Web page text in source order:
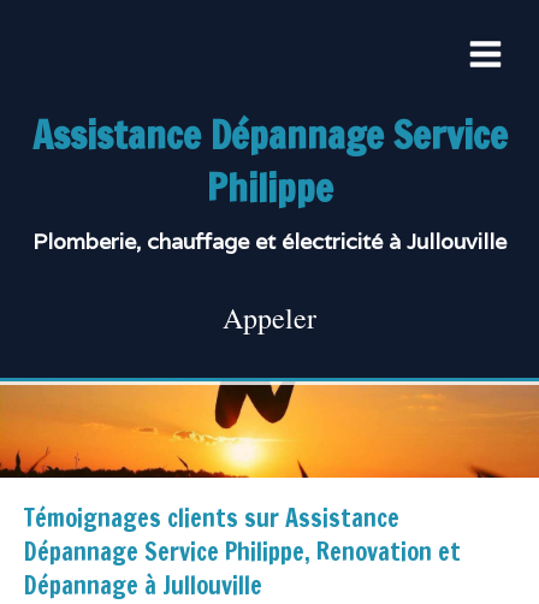
Assistance Dépannage Service
Philippe
Plomberie, chauffage et électricité à Jullouville
Appeler
Témoignages clients sur Assistance
Dépannage Service Philippe, Renovation et
Dépannage à Jullouville